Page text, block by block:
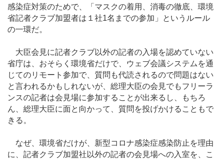
感染症対策のためで、「マスクの着用、消毒の徹底、環境
省記者クラブ加盟者は１社1名までの参加」というルール
の一環だ。
大臣会見に記者クラブ以外の記者の入場を認めていない
省庁は、おそらく環境省だけで、ウェブ会議システムを通
じてのリモート参加で、質問も代読されるので問題はない
と言われるかもしれないが、総理大臣の会見でもフリーラ
ンスの記者は会見場に参加することが出来るし、もちろ
ん、総理大臣に面と向かって、質問を投げかけることもで
きる。
なぜ、環境省だけが、新型コロナ感染症感染防止を理由
に、記者クラブ加盟社以外の記者の会見場への入室を、こ